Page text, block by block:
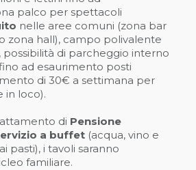
palco per spettacoli
nelle aree comuni (zona bar
zona hall), campo polivalente
possibilità di parcheggio interno
ad esaurimento posti
di 30€ a settimana per
in loco).
di Pensione
a buffet (acqua, vino e
pasti), i tavoli saranno
familiare.